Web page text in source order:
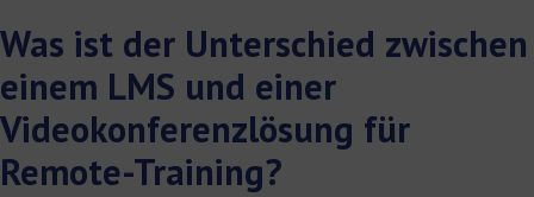
Was ist der Unterschied zwischen
einem LMS und einer
Videokonferenzlösung für
Remote-Training?